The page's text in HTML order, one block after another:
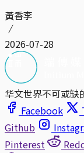
黃香李
2026-07-28
华文世界不可或缺
Facebook
Github
Pinterest